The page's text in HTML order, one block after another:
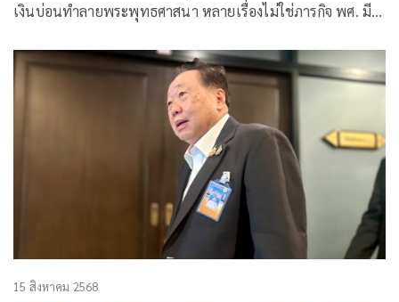
เงินบ่อนทำลายพระพุทธศาสนา หลายเรื่องไม่ใช่ภารกิจ พศ. มี
พระสงฆ์ในวันนี้จึงเละเทะมีปัญหา
15 สิงหาคม 2568